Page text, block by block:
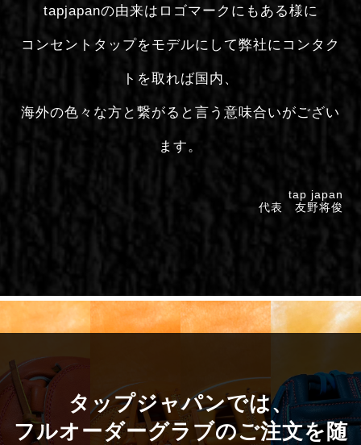
tapjapanの由来はロゴマークにもある様に
コンセントタップをモデルにして弊社にコンタク
トを取れば国内、
海外の色々な方と繋がると言う意味合いがござい
ます。
tap japan
代表 友野将俊
タップジャパンでは、
フルオーダーグラブのご注文を随